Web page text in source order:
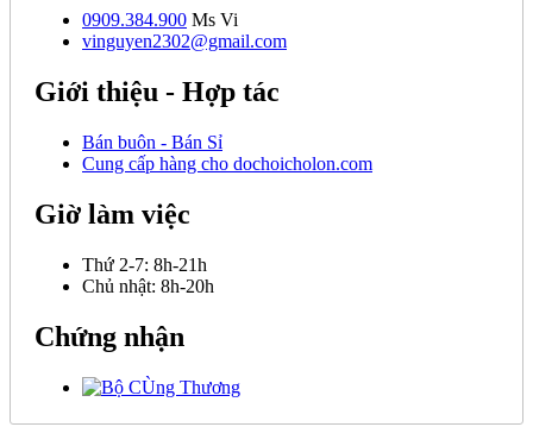
0909.384.900 Ms Vi
vinguyen2302@gmail.com
Giới thiệu - Hợp tác
Bán buôn - Bán Sỉ
Cung cấp hàng cho dochoicholon.com
Giờ làm việc
Thứ 2-7: 8h-21h
Chủ nhật: 8h-20h
Chứng nhận